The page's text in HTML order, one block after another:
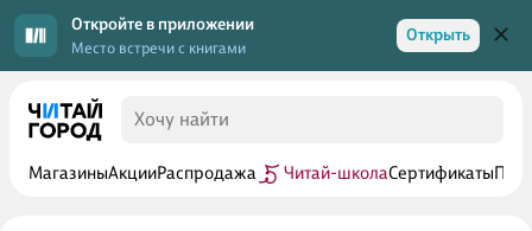
Откройте в приложении
Место встречи с книгами
Открыть
МагазиныАкцииРаспродажа Читай-школаСертификаты